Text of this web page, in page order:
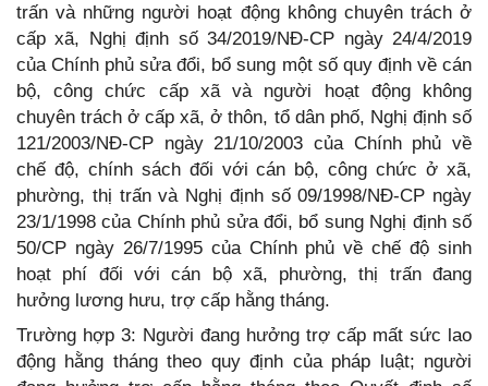
trấn và những người hoạt động không chuyên trách ở
cấp xã, Nghị định số 34/2019/NĐ-CP ngày 24/4/2019
của Chính phủ sửa đổi, bổ sung một số quy định về cán
bộ, công chức cấp xã và người hoạt động không
chuyên trách ở cấp xã, ở thôn, tổ dân phố, Nghị định số
121/2003/NĐ-CP ngày 21/10/2003 của Chính phủ về
chế độ, chính sách đối với cán bộ, công chức ở xã,
phường, thị trấn và Nghị định số 09/1998/NĐ-CP ngày
23/1/1998 của Chính phủ sửa đổi, bổ sung Nghị định số
50/CP ngày 26/7/1995 của Chính phủ về chế độ sinh
hoạt phí đối với cán bộ xã, phường, thị trấn đang
hưởng lương hưu, trợ cấp hằng tháng.
Trường hợp 3: Người đang hưởng trợ cấp mất sức lao
động hằng tháng theo quy định của pháp luật; người